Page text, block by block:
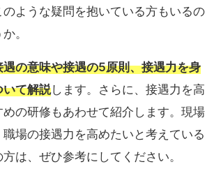
のような疑問を抱いている方もいるの
。
遇の意味や接遇の5原則、接遇力を身
いて解説します。さらに、接遇力を高
の研修もあわせて紹介します。現場
場の接遇力を高めたいと考えている
は、ぜひ参考にしてください。